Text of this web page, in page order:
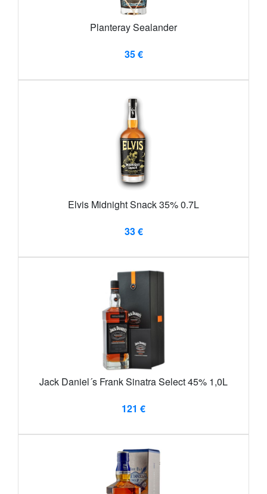
Planteray Sealander
35 €
Elvis Midnight Snack 35% 0.7L
33 €
Jack Daniel´s Frank Sinatra Select 45% 1,0L
121 €